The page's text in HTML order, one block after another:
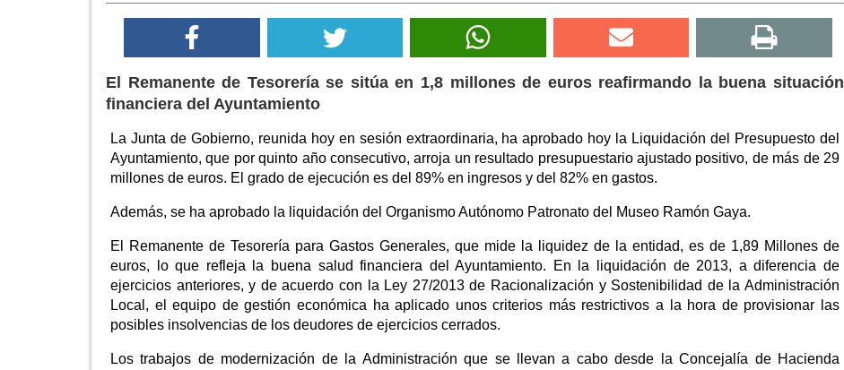
El Remanente de Tesorería se sitúa en 1,8 millones de euros reafirmando la buena situación
financiera del Ayuntamiento
La Junta de Gobierno, reunida hoy en sesión extraordinaria, ha aprobado hoy la Liquidación del Presupuesto del
Ayuntamiento, que por quinto año consecutivo, arroja un resultado presupuestario ajustado positivo, de más de 29
millones de euros. El grado de ejecución es del 89% en ingresos y del 82% en gastos.
Además, se ha aprobado la liquidación del Organismo Autónomo Patronato del Museo Ramón Gaya.
El Remanente de Tesorería para Gastos Generales, que mide la liquidez de la entidad, es de 1,89 Millones de
euros, lo que refleja la buena salud financiera del Ayuntamiento. En la liquidación de 2013, a diferencia de
ejercicios anteriores, y de acuerdo con la Ley 27/2013 de Racionalización y Sostenibilidad de la Administración
Local, el equipo de gestión económica ha aplicado unos criterios más restrictivos a la hora de provisionar las
posibles insolvencias de los deudores de ejercicios cerrados.
Los trabajos de modernización de la Administración que se llevan a cabo desde la Concejalía de Hacienda